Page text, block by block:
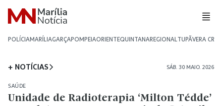
POLÍCIAMARÍLIAGARÇAPOMPEIAORIENTEQUINTANAREGIONALTUPÃVERA CRUZ
+ NOTÍCIAS SÁB. 30 MAIO. 2026
SAÚDE
Unidade de Radioterapia ‘Milton Tédde’